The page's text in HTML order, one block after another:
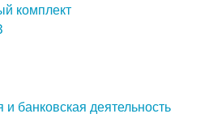
комплект
банковская деятельность